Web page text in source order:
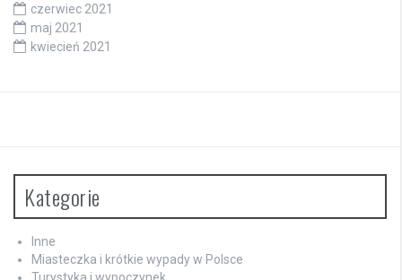
czerwiec 2021
maj 2021
kwiecień 2021
Kategorie
Inne
Miasteczka i krótkie wypady w Polsce
Turystyka i wypoczynek